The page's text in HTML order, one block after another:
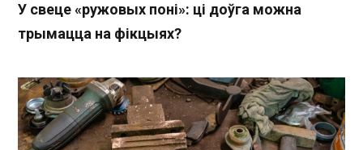
У свеце «ружовых поні»: ці доўга можна
трымацца на фікцыях?